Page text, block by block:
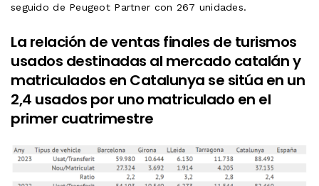
seguido de Peugeot Partner con 267 unidades.
La relación de ventas finales de turismos
usados ​​destinadas al mercado catalán y
matriculados en Catalunya se sitúa en un
2,4 usados ​​por uno matriculado en el
primer cuatrimestre